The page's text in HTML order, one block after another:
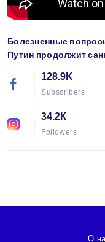
Болезненные
Путин продолжит
128.9K
Subscribers
34.2К
Followers
О